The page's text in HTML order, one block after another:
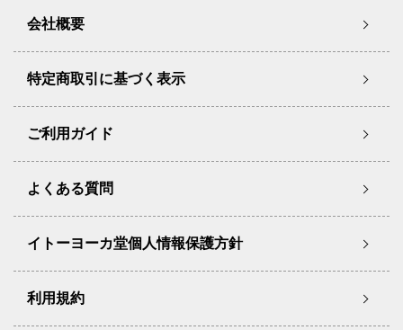
会社概要
特定商取引に基づく表示
ご利用ガイド
よくある質問
イトーヨーカ堂個人情報保護方針
利用規約